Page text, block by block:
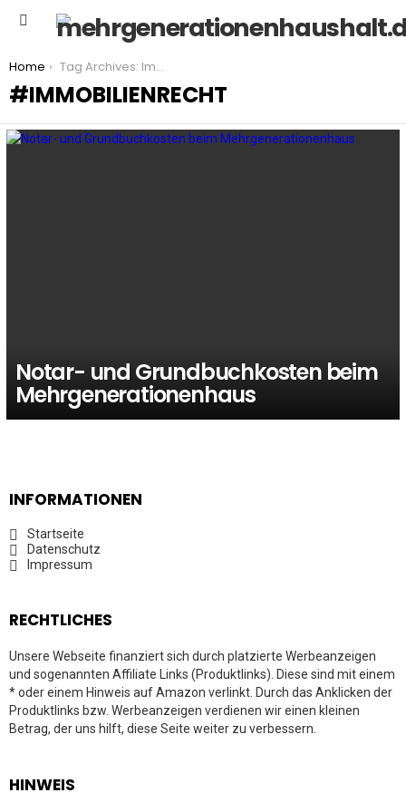
You are here:
Home Tag Archives: Immobilienrecht
IMMOBILIENRECHT
Notar- und Grundbuchkosten beim
Mehrgenerationenhaus
INFORMATIONEN
Startseite
Datenschutz
Impressum
RECHTLICHES
Unsere Webseite finanziert sich durch platzierte Werbeanzeigen
und sogenannten Affiliate Links (Produktlinks). Diese sind mit einem
* oder einem Hinweis auf Amazon verlinkt. Durch das Anklicken der
Produktlinks bzw. Werbeanzeigen verdienen wir einen kleinen
Betrag, der uns hilft, diese Seite weiter zu verbessern.
HINWEIS